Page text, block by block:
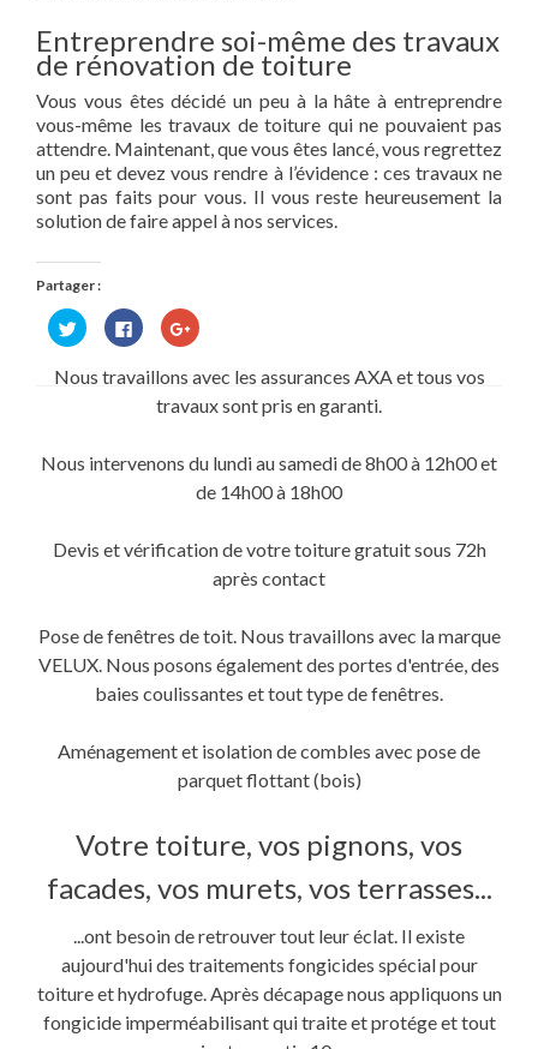
Entreprendre soi-même des travaux
de rénovation de toiture
Vous vous êtes décidé un peu à la hâte à entreprendre
vous-même les travaux de toiture qui ne pouvaient pas
attendre. Maintenant, que vous êtes lancé, vous regrettez
un peu et devez vous rendre à l’évidence : ces travaux ne
sont pas faits pour vous. Il vous reste heureusement la
solution de faire appel à nos services.
Partager :
Cliquez
pour
partager
Twitter(ouvre
Cliquez
pour
partager
sur
Facebook(ouvre
dans
une
Cliquez
pour
Google+
dans
fenêtre)
Nous travaillons avec les assurances AXA et tous vos
travaux sont pris en garanti.
Nous intervenons du lundi au samedi de 8h00 à 12h00 et
de 14h00 à 18h00
Devis et vérification de votre toiture gratuit sous 72h
après contact
Pose de fenêtres de toit. Nous travaillons avec la marque
VELUX. Nous posons également des portes d'entrée, des
baies coulissantes et tout type de fenêtres.
Aménagement et isolation de combles avec pose de
parquet flottant (bois)
Votre toiture, vos pignons, vos
facades, vos murets, vos terrasses...
...ont besoin de retrouver tout leur éclat. Il existe
aujourd'hui des traitements fongicides spécial pour
toiture et hydrofuge. Après décapage nous appliquons un
fongicide imperméabilisant qui traite et protége et tout